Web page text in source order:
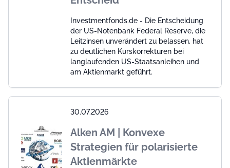
Investmentfonds.de - Die Entscheidung
der US-Notenbank Federal Reserve, die
Leitzinsen unverändert zu belassen, hat
zu deutlichen Kurskorrekturen bei
langlaufenden US-Staatsanleihen und
am Aktienmarkt geführt.
30.07.2026
Alken AM | Konvexe
Strategien für polarisierte
Aktienmärkte